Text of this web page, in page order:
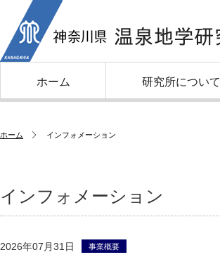
ホーム 研究所について
ホーム インフォメーション
インフォメーション
2026年07月31日 事業概要